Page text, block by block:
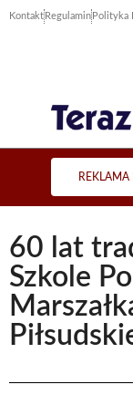
Kontakt Regulamin Polityka
REKLAMA
60 lat
Szkole